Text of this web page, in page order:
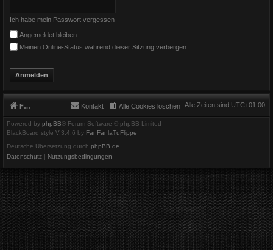
Ich habe mein Passwort vergessen
Angemeldet bleiben
Meinen Online-Status während dieser Sitzung verbergen
Foren-Übersicht Alle Zeiten sind UTC+01:00
Alle Cookies löschen
Kontakt
Powered by phpBB® Forum Software © phpBB Limited
BlackBoard style V.3.4.6 by FanFanlaTuFlippe
Deutsche Übersetzung durch phpBB.de
Datenschutz | Nutzungsbedingungen